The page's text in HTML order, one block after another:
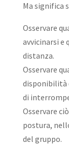
Ma significa
Osservare
avvicinarsi e
distanza.
Osservare
disponibilità
di
Osservare
postura,
del gruppo.